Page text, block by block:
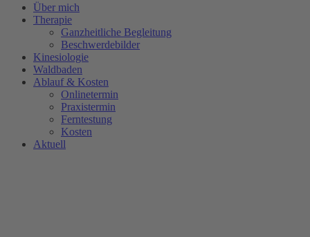
Über mich
Therapie
Ganzheitliche Begleitung
Beschwerdebilder
Kinesiologie
Waldbaden
Ablauf & Kosten
Onlinetermin
Praxistermin
Ferntestung
Kosten
Aktuell